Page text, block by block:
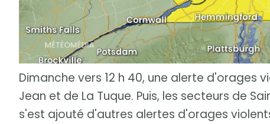
Dimanche vers 12 h 40, une alerte d'orages
Jean et de La Tuque. Puis, les secteurs de
s'est ajouté d'autres alertes d'orages